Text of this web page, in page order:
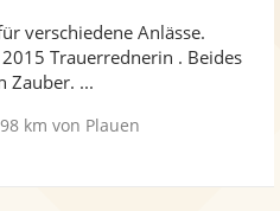
verschiedene Anlässe.
Trauerrednerin . Beides
Zauber. ...
98 km von Plauen